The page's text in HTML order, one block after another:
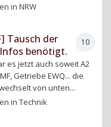
inNRW
10
Tausch der
benötigt.
es jetzt auch soweit A2
Getriebe EWQ... die
von unten...
inTechnik